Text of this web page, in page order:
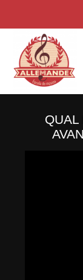
QUAL